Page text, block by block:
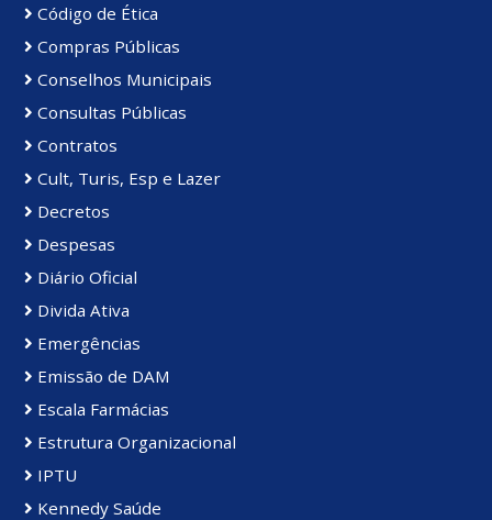
Código de Ética
Compras Públicas
Conselhos Municipais
Consultas Públicas
Contratos
Cult, Turis, Esp e Lazer
Decretos
Despesas
Diário Oficial
Divida Ativa
Emergências
Emissão de DAM
Escala Farmácias
Estrutura Organizacional
IPTU
Kennedy Saúde